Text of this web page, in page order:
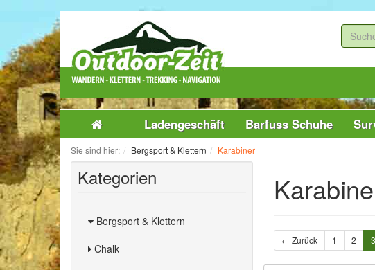
Ladengeschäft Barfuss Schuhe
Sie sind hier: Bergsport & Klettern Karabiner
Kategorien
Bergsport & Klettern
Chalk
← Zurück 1 2 3